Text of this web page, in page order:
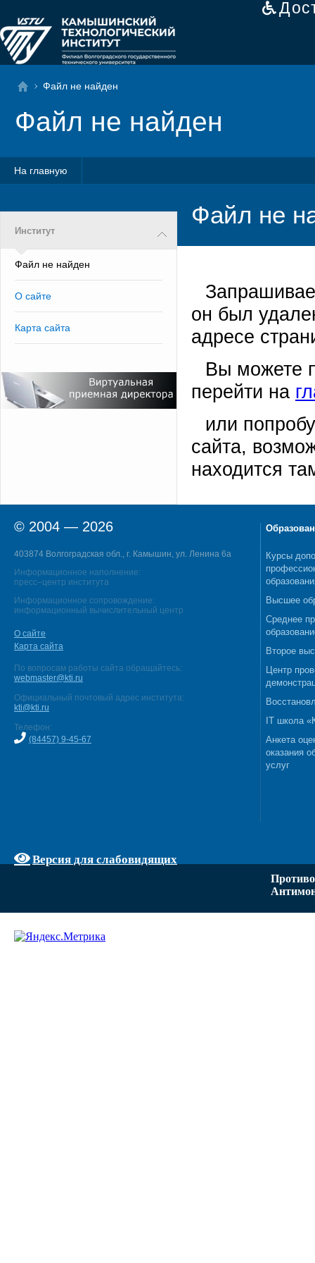
Файл не найден
Файл не найден
На главную
Институт
Файл не найден
О сайте
Карта сайта
Файл не
он был
адресе
Вы можете
перейти на
или
сайта,
находится
© 2004 — 2026
403874 Волгоградская обл., г. Камышин, ул. Ленина 6а
Информационное наполнение:
пресс–центр института
Информационное сопровождение:
информационный вычислительный центр
О сайте
Карта сайта
По вопросам работы сайта обращайтесь:
webmaster@kti.ru
Официальный почтовый адрес института:
kti@kti.ru
Телефон:
(84457) 9-45-67
Версия для слабовидящих
Курсы
Высшее
Среднее
Второе
Центр
IT школа
Анкета
оказания
услуг